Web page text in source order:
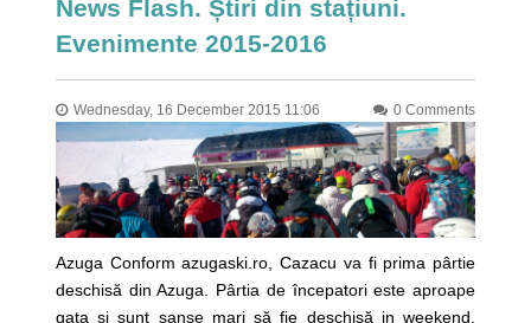
News Flash. Știri din stațiuni.
Evenimente 2015-2016
Wednesday, 16 December 2015 11:06 0 Comments
Azuga Conform azugaski.ro, Cazacu va fi prima pârtie
deschisă din Azuga. Pârtia de începatori este aproape
gata și sunt sanse mari să fie deschisă in weekend.